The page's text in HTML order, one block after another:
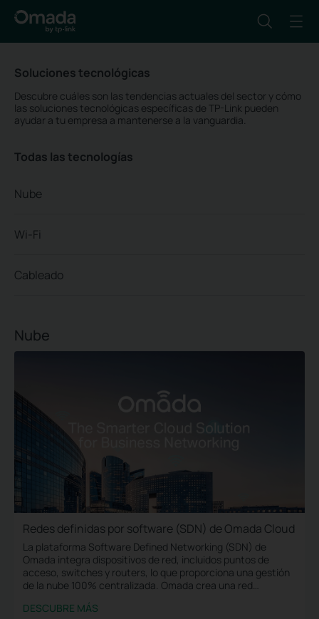
Soluciones tecnológicas
Descubre cuáles son las tendencias actuales del sector y cómo
las soluciones tecnológicas específicas de TP-Link pueden
ayudar a tu empresa a mantenerse a la vanguardia.
Todas las tecnologías
Nube
Wi-Fi
Cableado
Nube
Redes definidas por software (SDN) de Omada Cloud
La plataforma Software Defined Networking (SDN) de
Omada integra dispositivos de red, incluidos puntos de
acceso, switches y routers, lo que proporciona una gestión
de la nube 100% centralizada. Omada crea una red
interfaz. Se proporcionan conexiones inalámbricas y por
DESCUBRE MÁS